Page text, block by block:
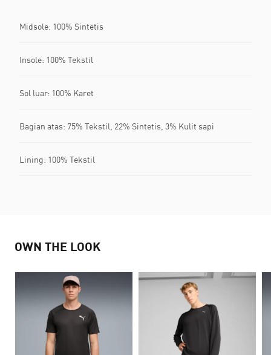
Midsole: 100% Sintetis
Insole: 100% Tekstil
Sol luar: 100% Karet
Bagian atas: 75% Tekstil, 22% Sintetis, 3% Kulit sapi
Lining: 100% Tekstil
OWN THE LOOK